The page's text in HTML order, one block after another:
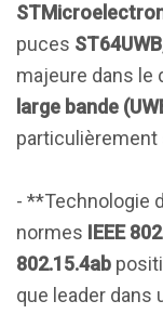
puces ST64UWB
majeure dans le
large bande
- **Technologie
normes IEEE
802.15.4ab
que leader dans